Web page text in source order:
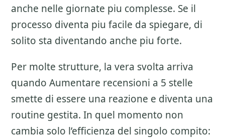
anche nelle giornate piu complesse. Se il
processo diventa piu facile da spiegare, di
solito sta diventando anche piu forte.
Per molte strutture, la vera svolta arriva
quando Aumentare recensioni a 5 stelle
smette di essere una reazione e diventa una
routine gestita. In quel momento non
cambia solo l’efficienza del singolo compito: